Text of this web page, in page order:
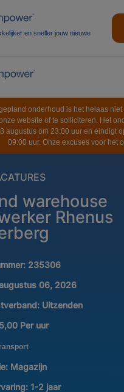
en sneller jouw nieuwe
onderhoud is het helaas
website of te solliciteren. Het
augustus om 23:00 uur en eindigt
09:00 uur. Onze excuses voor het
warehouse
Rhenus
235306
06, 2026
Uitzenden
Per uur
Magazijn
1-2 jaar